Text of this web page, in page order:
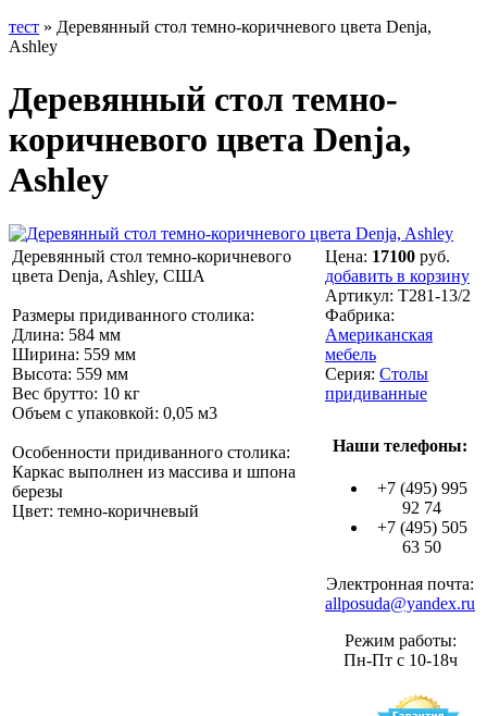
тест » Деревянный стол темно-коричневого цвета Denja,
Ashley
Деревянный стол темно-
коричневого цвета Denja,
Ashley
Деревянный стол темно-коричневого
цвета Denja, Ashley, США
Размеры придиванного столика:
Длина: 584 мм
Ширина: 559 мм
Высота: 559 мм
Вес брутто: 10 кг
Объем с упаковкой: 0,05 м3
Особенности придиванного столика:
Каркас выполнен из массива и шпона
березы
Цвет: темно-коричневый
Цена: 17100 руб.
добавить в корзину
Артикул: T281-13/2
Фабрика:
Американская
мебель
Серия: Столы
придиванные
Наши телефоны:
+7 (495) 995
92 74
+7 (495) 505
63 50
Электронная почта:
allposuda@yandex.ru
Режим работы:
Пн-Пт с 10-18ч